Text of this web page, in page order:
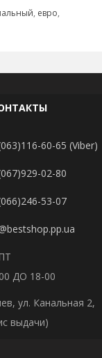
, евро,
60-65 (Viber)
02-80
53-07
ДО 18-00
ул. Канальная 2,
выдачи)